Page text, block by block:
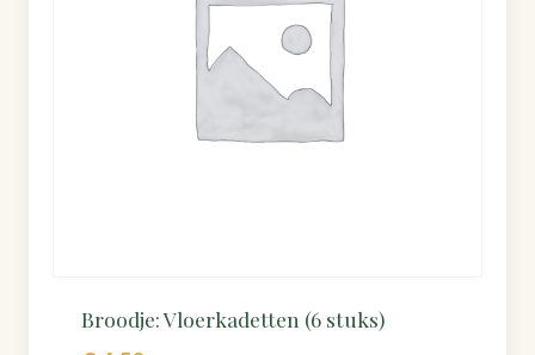
Broodje: Vloerkadetten (6 stuks)